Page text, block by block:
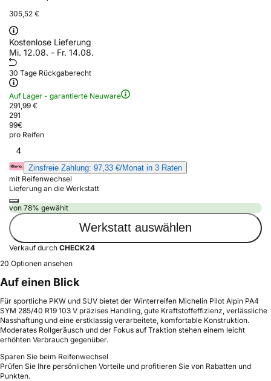
305,52 €
Kostenlose Lieferung
Mi. 12.08. - Fr. 14.08.
30 Tage Rückgaberecht
Auf Lager - garantierte Neuware
291,99 €
291
99€
pro Reifen
4
Zinsfreie Zahlung: 97,33 €/Monat in 3 Raten
mit Reifenwechsel
Lieferung an die Werkstatt
von 78% gewählt
Werkstatt auswählen
Verkauf durch CHECK24
20 Optionen ansehen
Auf einen Blick
Für sportliche PKW und SUV bietet der Winterreifen Michelin Pilot Alpin PA4
SYM 285/40 R19 103 V präzises Handling, gute Kraftstoffeffizienz, verlässliche
Nasshaftung und eine erstklassig verarbeitete, komfortable Konstruktion.
Moderates Rollgeräusch und der Fokus auf Traktion stehen einem leicht
erhöhten Verbrauch gegenüber.
Sparen Sie beim Reifenwechsel
Prüfen Sie Ihre persönlichen Vorteile und profitieren Sie von Rabatten und
Punkten.